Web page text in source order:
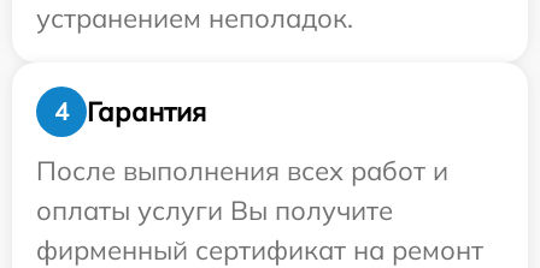
устранением неполадок.
4
Гарантия
После выполнения всех работ и
оплаты услуги Вы получите
фирменный сертификат на ремонт